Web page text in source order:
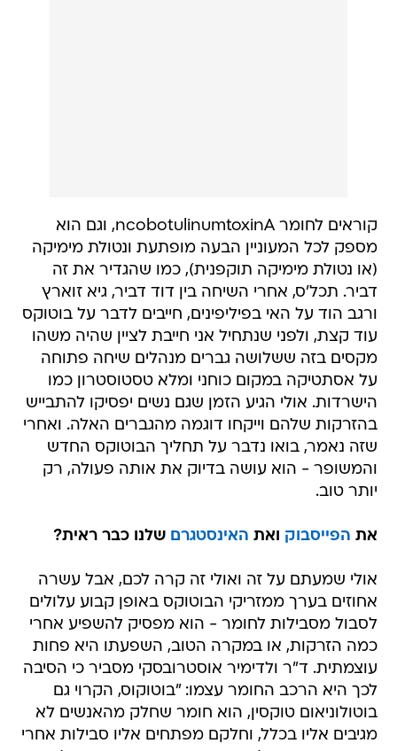
קוראים לחומר ncobotulinumtoxinA, וגם הוא
מספק לכל המעוניין הבעה מופתעת ונטולת מימיקה
(או נטולת מימיקה תוקפנית), כמו שהגדיר את זה
דביר. תכל'ס, אחרי השיחה בין דוד דביר, גיא זוארץ
ורגב הוד על האי בפיליפינים, חייבים לדבר על בוטוקס
עוד קצת, ולפני שנתחיל אני חייבת לציין שהיה משהו
מקסים בזה ששלושה גברים מנהלים שיחה פתוחה
על אסתטיקה במקום כוחני ומלא טסטוסטרון כמו
הישרדות. אולי הגיע הזמן שגם נשים יפסיקו להתבייש
בהזרקות שלהם וייקחו דוגמה מהגברים האלה. ואחרי
שזה נאמר, בואו נדבר על תחליך הבוטוקס החדש
והמשופר - הוא עושה בדיוק את אותה פעולה, רק
יותר טוב.
את הפייסבוק ואת האינסטגרם שלנו כבר ראית?
אולי שמעתם על זה ואולי זה קרה לכם, אבל עשרה
אחוזים בערך ממזריקי הבוטוקס באופן קבוע עלולים
לסבול מסבילות לחומר - הוא מפסיק להשפיע אחרי
כמה הזרקות, או במקרה הטוב, השפעתו היא פחות
עוצמתית. ד"ר ולדימיר אוסטרובסקי מסביר כי הסיבה
לכך היא הרכב החומר עצמו: "בוטוקוס, הקרוי גם
בוטולוניאום טוקסין, הוא חומר שחלק מהאנשים לא
מגיבים אליו בכלל, וחלקם מפתחים אליו סבילות אחרי